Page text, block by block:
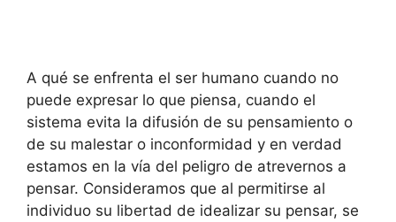
A qué se enfrenta el ser humano cuando no
puede expresar lo que piensa, cuando el
sistema evita la difusión de su pensamiento o
de su malestar o inconformidad y en verdad
estamos en la vía del peligro de atrevernos a
pensar. Consideramos que al permitirse al
individuo su libertad de idealizar su pensar, se